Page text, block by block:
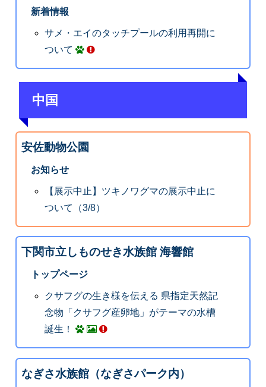
新着情報
サメ・エイのタッチプールの利用再開に
ついて
中国
安佐動物公園
お知らせ
【展示中止】ツキノワグマの展示中止に
ついて（3/8）
下関市立しものせき水族館 海響館
トップページ
クサフグの生き様を伝える 県指定天然記
念物「クサフグ産卵地」がテーマの水槽
誕生！
なぎさ水族館（なぎさパーク内）